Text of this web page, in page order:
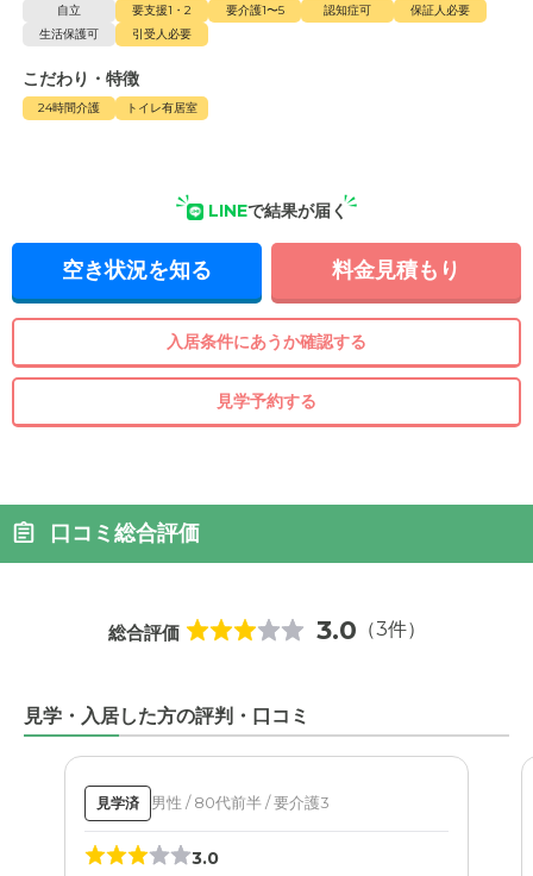
自立 要支援1・2 要介護1〜5 認知症可
保証人必要
生活保護可
引受人必要
こだわり・特徴
24時間介護 トイレ有居室
LINEで結果が届く
空き状況を知る 料金見積もり
入居条件にあうか確認する
見学予約する
口コミ総合評価
総合評価 3.0 （3件）
見学・入居した方の評判・口コミ
見学済 男性 / 80代前半 / 要介護3
3.0